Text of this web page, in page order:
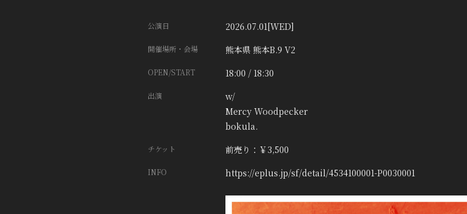
公演日 2026.07.01[WED]
開催場所・会場 熊本県 熊本B.9 V2
OPEN/START 18:00 / 18:30
出演
w/
Mercy Woodpecker
bokula.
チケット 前売り：￥3,500
INFO https://eplus.jp/sf/detail/4534100001-P0030001